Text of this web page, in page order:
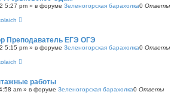
5:27 pm » в форуме Зеленогорская барахолка0 Ответы
Преподаватель ЕГЭ ОГЭ
5:15 pm » в форуме Зеленогорская барахолка0 Ответы
работы
am » в форуме Зеленогорская барахолка0 Ответы